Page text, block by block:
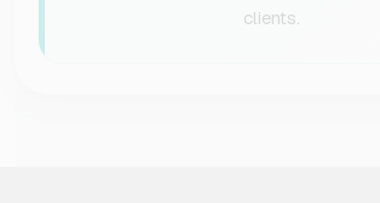
clients.